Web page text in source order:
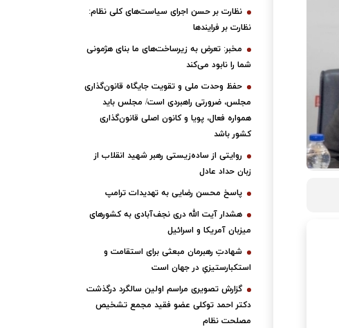
نظارت بر حسن اجرای سیاست‌های کلی نظام:
نظارت بر فرایندها
مخبر: تعرض به زیرساخت‌های ما بنای هژمونی
شما را نابود می‌کند
حفظ وحدت ملی و تقویت جایگاه قانون‌گذاری
مجلس، ضرورتی راهبردی است/ مجلس باید
همواره فعال، پویا و کانون اصلی قانون‌گذاری
کشور باشد
روایتی از ساده‌زیستی رهبر شهید انقلاب از
زبان حداد عادل
پاسخ محسن رضایی به تهدیدات ترامپ
هشدار آیت الله دری نجف‌آبادی به کشورهای
میزبان آمریکا و اسرائیل
شهادتِ رهبرمان مبعثی برای استقامت و
استکبارستیزیِ در جهان است
گزارش تصویری مراسم اولین سالگرد درگذشت
دکتر احمد توکلی عضو فقید مجمع تشخیص
مصلحت نظام